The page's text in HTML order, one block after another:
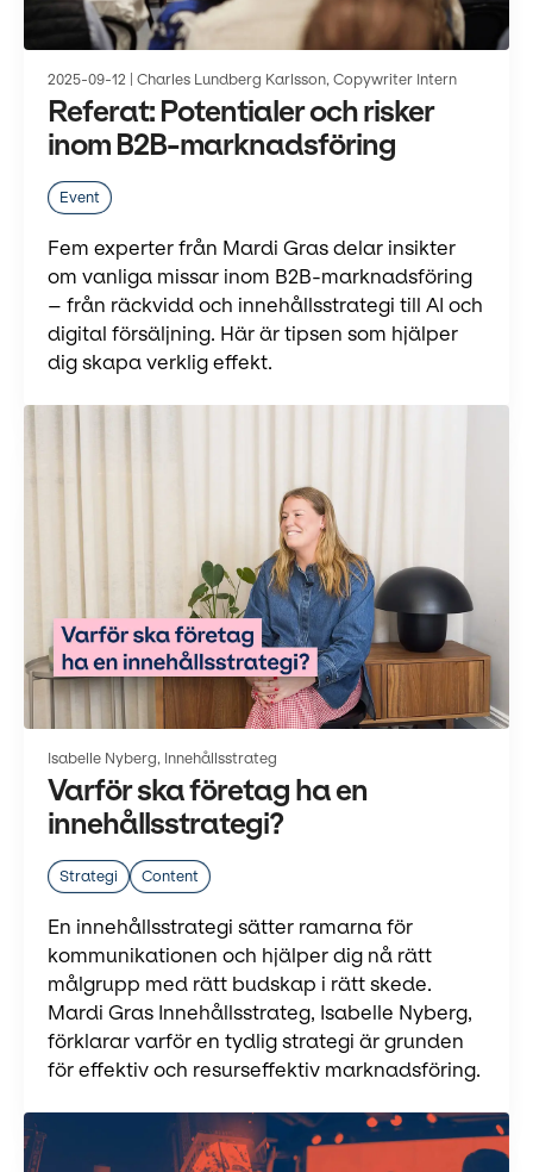
2025-09-12 | Charles Lundberg Karlsson, Copywriter Intern
Referat: Potentialer och risker
inom B2B-marknadsföring
Event
Fem experter från Mardi Gras delar insikter
om vanliga missar inom B2B-marknadsföring
– från räckvidd och innehållsstrategi till AI och
digital försäljning. Här är tipsen som hjälper
dig skapa verklig effekt.
Isabelle Nyberg, Innehållsstrateg
Varför ska företag ha en
innehållsstrategi?
Strategi Content
En innehållsstrategi sätter ramarna för
kommunikationen och hjälper dig nå rätt
målgrupp med rätt budskap i rätt skede.
Mardi Gras Innehållsstrateg, Isabelle Nyberg,
förklarar varför en tydlig strategi är grunden
för effektiv och resurseffektiv marknadsföring.